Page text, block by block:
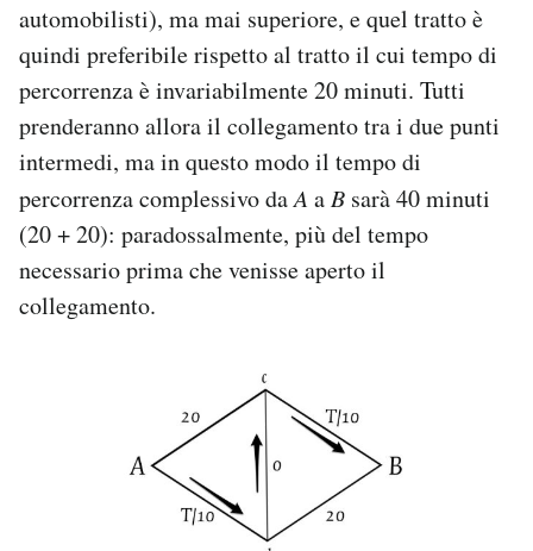
automobilisti), ma mai superiore, e quel tratto è
quindi preferibile rispetto al tratto il cui tempo di
percorrenza è invariabilmente 20 minuti. Tutti
prenderanno allora il collegamento tra i due punti
intermedi, ma in questo modo il tempo di
percorrenza complessivo daA a B sarà 40 minuti
(20 + 20): paradossalmente, più del tempo
necessario prima che venisse aperto il
collegamento.